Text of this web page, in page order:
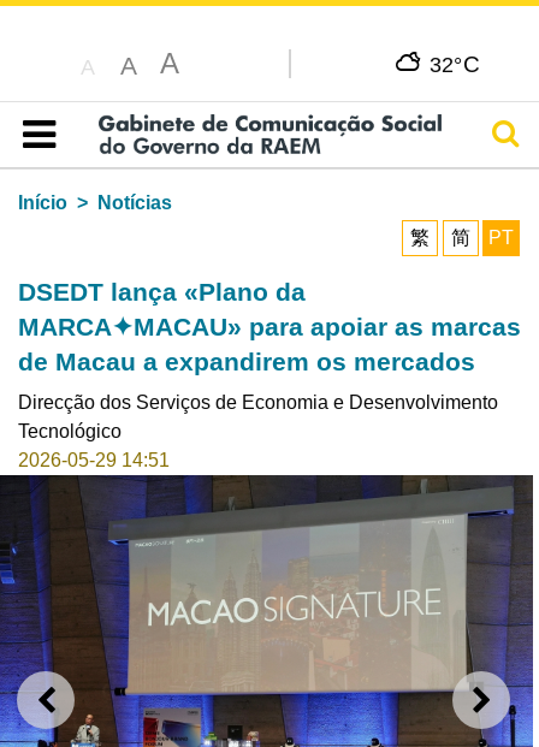
A A A 32°C
Índice
Início
Notícias
繁
简 PT
DSEDT lança «Plano da
MARCA✦MACAU» para apoiar as marcas
de Macau a expandirem os mercados
Direcção dos Serviços de Economia e Desenvolvimento
Tecnológico
2026-05-29 14:51
ANTERIOR